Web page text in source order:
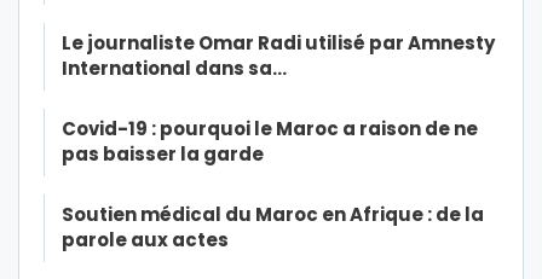
Le journaliste Omar Radi utilisé par Amnesty
International dans sa…
Covid-19 : pourquoi le Maroc a raison de ne
pas baisser la garde
Soutien médical du Maroc en Afrique : de la
parole aux actes